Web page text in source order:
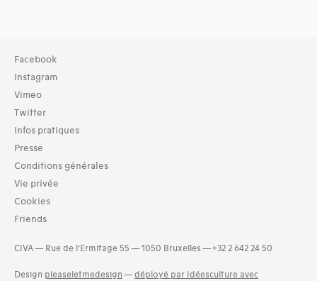
Facebook
Instagram
Vimeo
Twitter
Infos pratiques
Presse
Conditions générales
Vie privée
Cookies
Friends
CIVA — Rue de l’Ermitage 55 — 1050 Bruxelles — +32 2 642 24 50
Design pleaseletmedesign — déployé par Idéesculture avec